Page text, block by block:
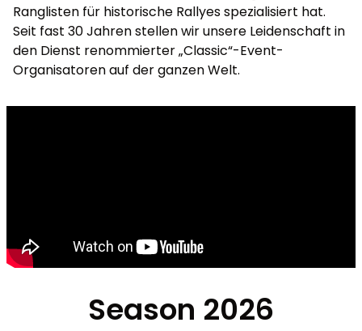
Ranglisten für historische Rallyes spezialisiert hat.
Seit fast 30 Jahren stellen wir unsere Leidenschaft in
den Dienst renommierter „Classic“-Event-
Organisatoren auf der ganzen Welt.
Season 2026